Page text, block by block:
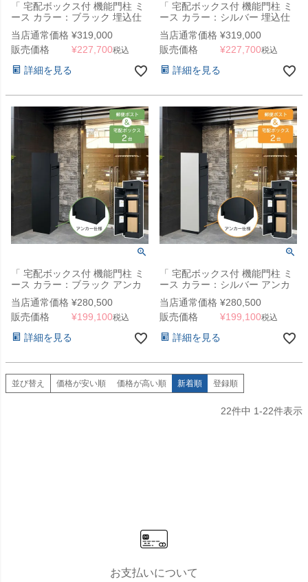
「 宅配ボックス付 機能門柱 ミ
ース カラー：ブラック 埋込仕
様 」
当店通常価格 ¥319,000
販売価格
¥227,700税込
詳細を見る
「 宅配ボックス付 機能門柱 ミ
ース カラー：シルバー 埋込仕
様 」
当店通常価格 ¥319,000
販売価格
¥227,700税込
詳細を見る
「 宅配ボックス付 機能門柱 ミ
ース カラー：ブラック アンカ
ー仕様 」
当店通常価格 ¥280,500
販売価格
¥199,100税込
詳細を見る
「 宅配ボックス付 機能門柱 ミ
ース カラー：シルバー アンカ
ー仕様 」
当店通常価格 ¥280,500
販売価格
¥199,100税込
詳細を見る
並び替え 価格が安い順 価格が高い順 新着順 登録順
22件中 1-22件表示
お支払いについて